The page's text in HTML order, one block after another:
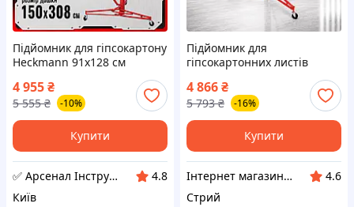
Підйомник для гіпсокартону
Heckmann 91x128 см
монтажний тримач
4 955₴
5 555 ₴ -10%
Купити
✅ Арсенал Інструменту
4.8
Київ
Підйомник для
гіпсокартонних листів
підіймач для гіпсокартону
монтажний підйомник
пристрій для підйому
4 866₴
5 793 ₴ -16%
Купити
Інтернет магазин ➤ REDUX
4.6
Стрий